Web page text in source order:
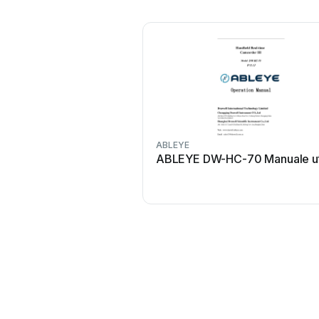
ABLEYE
ABLEYE DW-HC-70 Manuale